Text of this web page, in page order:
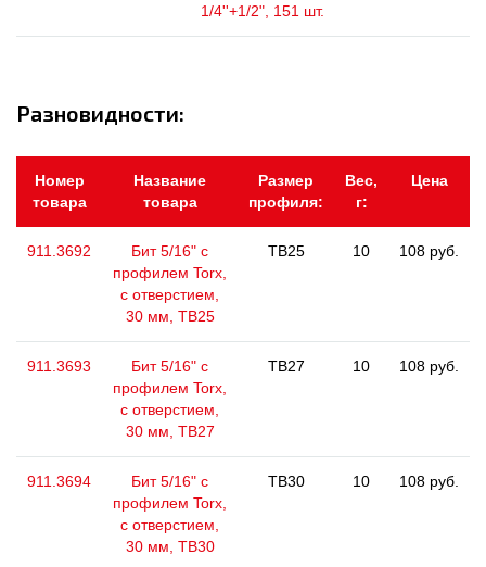
1/4''+1/2", 151 шт.
Разновидности:
Номер
товара
Название
товара
Размер
профиля:
Вес,
г:
Цена
911.3692
Бит 5/16" с
профилем Torx,
с отверстием,
30 мм, ТВ25
TB25 10 108 руб.
911.3693
Бит 5/16" с
профилем Torx,
с отверстием,
30 мм, ТВ27
TB27 10 108 руб.
911.3694
Бит 5/16" с
профилем Torx,
с отверстием,
30 мм, ТВ30
TB30 10 108 руб.